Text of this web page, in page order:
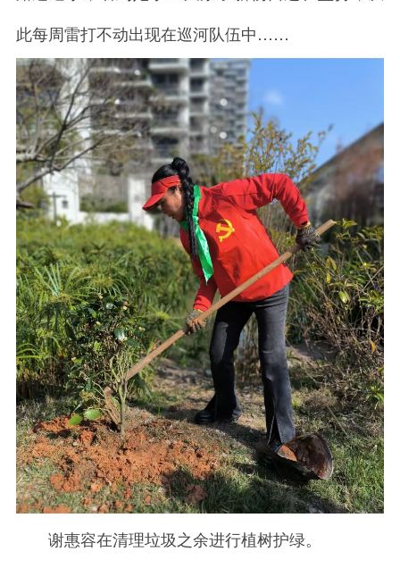
此每周雷打不动出现在巡河队伍中……
谢惠容在清理垃圾之余进行植树护绿。